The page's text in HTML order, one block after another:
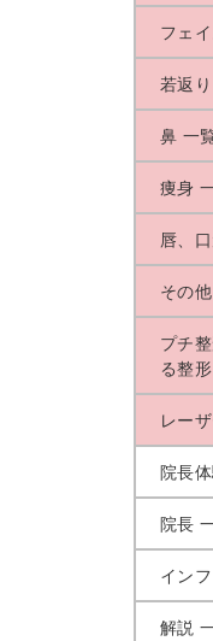
フェ
若返
鼻 一
痩身
唇、
その
プチ
る整
レー
院長
院長
イン
解説